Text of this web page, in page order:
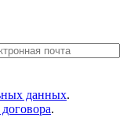
данных.
.